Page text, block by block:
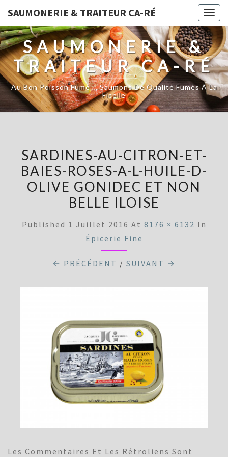
SAUMONERIE & TRAITEUR CA-RÉ
SAUMONERIE &
TRAITEUR CA-RÉ
Au Bon Poisson Fumé … Saumons De Qualité Fumés À La
Ficelle
SARDINES-AU-CITRON-ET-
BAIES-ROSES-A-L-HUILE-D-
OLIVE GONIDEC ET NON
BELLE ILOISE
Published 1 Juillet 2016 At 8176 × 6132 In
Épicerie Fine
← PRÉCÉDENT / SUIVANT →
Les Commentaires Et Les Rétroliens Sont